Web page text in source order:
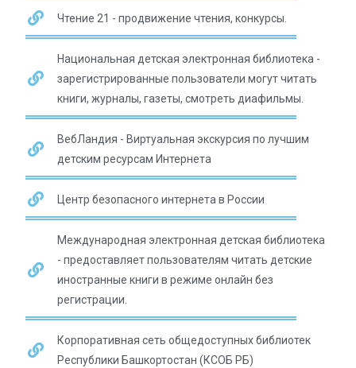
Чтение 21 - продвижение чтения, конкурсы.
Национальная детская электронная библиотека -
зарегистрированные пользователи могут читать
книги, журналы, газеты, смотреть диафильмы.
ВебЛандия - Виртуальная экскурсия по лучшим
детским ресурсам Интернета
Центр безопасного интернета в России
Международная электронная детская библиотека
- предоставляет пользователям читать детские
иностранные книги в режиме онлайн без
регистрации.
Корпоративная сеть общедоступных библиотек
Республики Башкортостан (КСОБ РБ)